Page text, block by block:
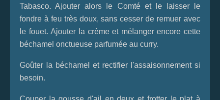
Tabasco. Ajouter alors le Comté et le laisser le
fondre à feu très doux, sans cesser de remuer avec
le fouet. Ajouter la crème et mélanger encore cette
béchamel onctueuse parfumée au curry.
Goûter la béchamel et rectifier l'assaisonnement si
besoin.